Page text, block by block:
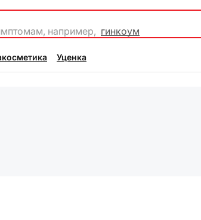
например, гинкоум
Уценка